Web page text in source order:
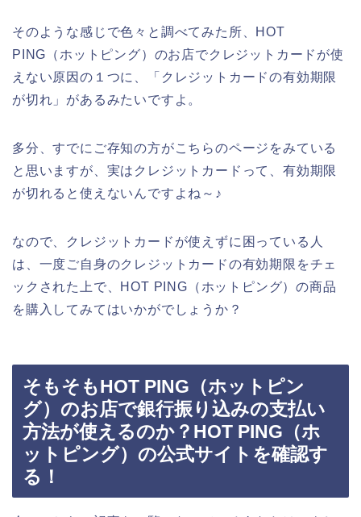
そのような感じで色々と調べてみた所、HOT
PING（ホットピング）のお店でクレジットカードが使
えない原因の１つに、「クレジットカードの有効期限
が切れ」があるみたいですよ。
多分、すでにご存知の方がこちらのページをみている
と思いますが、実はクレジットカードって、有効期限
が切れると使えないんですよね～♪
なので、クレジットカードが使えずに困っている人
は、一度ご自身のクレジットカードの有効期限をチェ
ックされた上で、HOT PING（ホットピング）の商品
を購入してみてはいかがでしょうか？
そもそもHOT PING（ホットピン
グ）のお店で銀行振り込みの支払い
方法が使えるのか？HOT PING（ホ
ットピング）の公式サイトを確認す
る！